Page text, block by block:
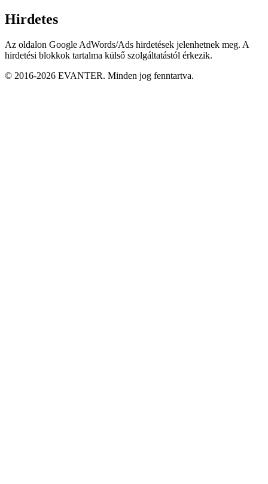
Hirdetes
Az oldalon Google AdWords/Ads hirdetések jelenhetnek meg. A
hirdetési blokkok tartalma külső szolgáltatástól érkezik.
© 2016-2026 EVANTER. Minden jog fenntartva.